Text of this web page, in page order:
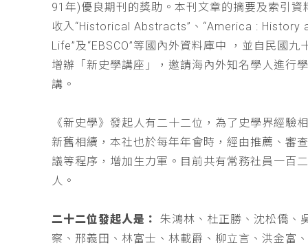
91年)優良期刊的獎助。本刊文章的摘要及索引資
收入“Historical Abstracts”、“America : History
Life”及“EBSCO”等國內外資料庫中 ，並自民國九
增辦「新史學講座」，邀請海內外知名學人進行
講。
《新史學》發起人有二十二位，為了史學界經驗
新舊相續，本社也於每年年會時，經由推薦、審
議等程序，增加生力軍。目前共有常務社員一百
人。
二十二位發起人是：
朱鴻林、杜正勝、沈松僑、
察、邢義田、林富士、林載爵、柳立言、洪金富